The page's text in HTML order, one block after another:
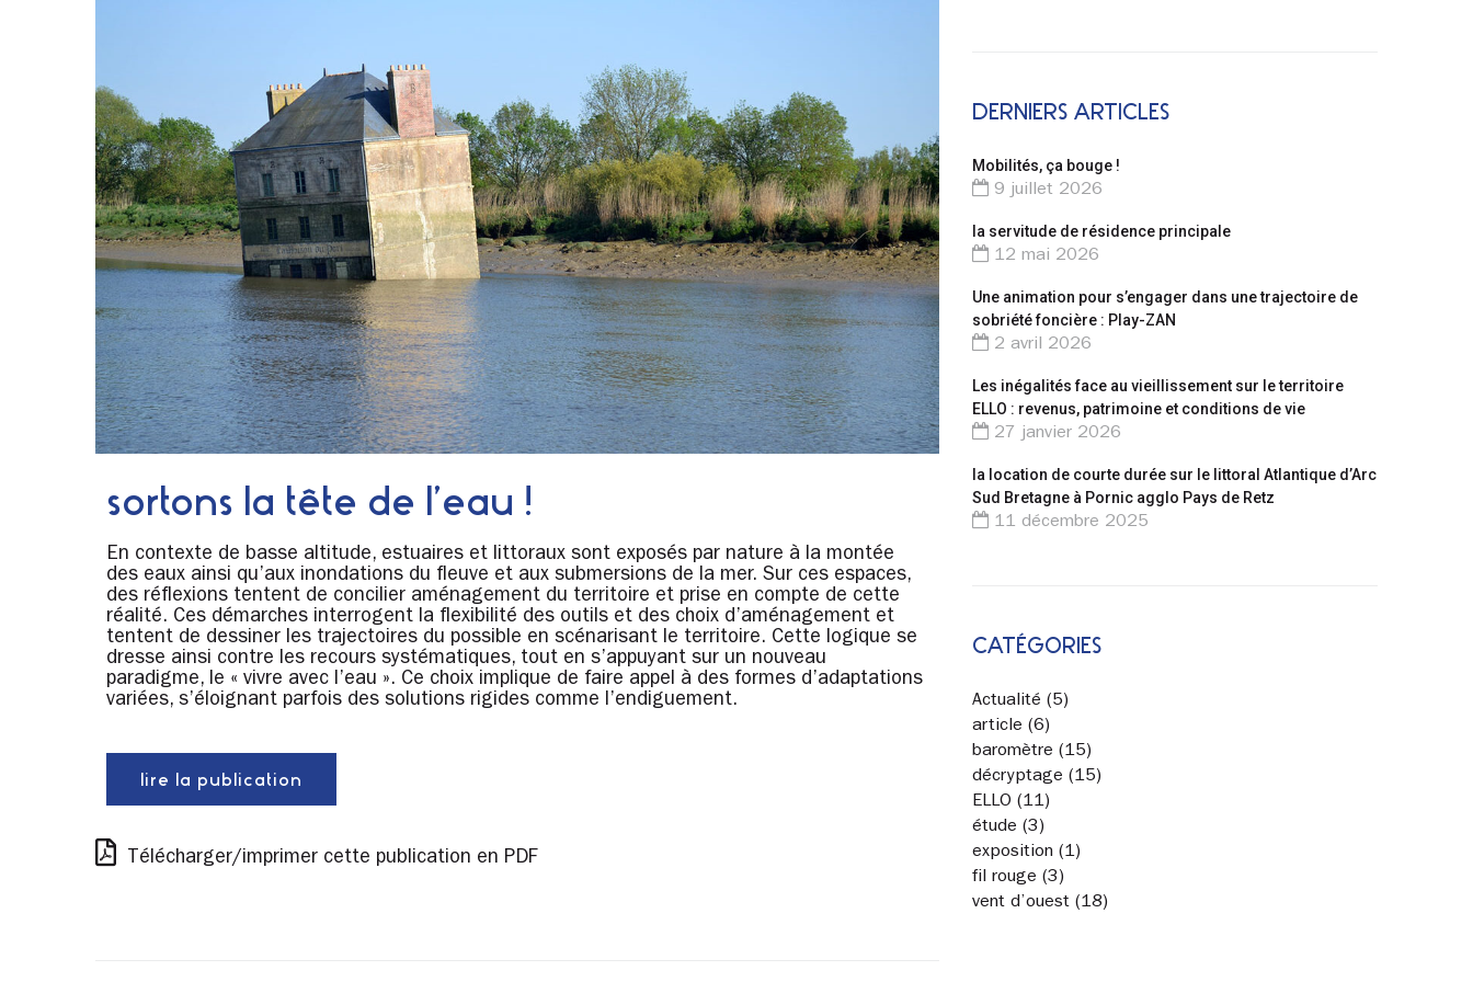
sortons la tête de l’eau !
En contexte de basse altitude, estuaires et littoraux sont exposés par nature à la montée
des eaux ainsi qu’aux inondations du fleuve et aux submersions de la mer. Sur ces espaces,
des réflexions tentent de concilier aménagement du territoire et prise en compte de cette
réalité. Ces démarches interrogent la flexibilité des outils et des choix d’aménagement et
tentent de dessiner les trajectoires du possible en scénarisant le territoire. Cette logique se
dresse ainsi contre les recours systématiques, tout en s’appuyant sur un nouveau
paradigme, le « vivre avec l’eau ». Ce choix implique de faire appel à des formes d’adaptations
variées, s’éloignant parfois des solutions rigides comme l’endiguement.
lire la publication
Télécharger/imprimer cette publication en PDF
DERNIERS ARTICLES
Mobilités, ça bouge !
9 juillet 2026
la servitude de résidence principale
12 mai 2026
Une animation pour s’engager dans une trajectoire de
sobriété foncière : Play-ZAN
2 avril 2026
Les inégalités face au vieillissement sur le territoire
ELLO : revenus, patrimoine et conditions de vie
27 janvier 2026
la location de courte durée sur le littoral Atlantique d’Arc
Sud Bretagne à Pornic agglo Pays de Retz
11 décembre 2025
CATÉGORIES
Actualité (5)
article (6)
baromètre (15)
décryptage (15)
ELLO (11)
étude (3)
exposition (1)
fil rouge (3)
vent d’ouest (18)